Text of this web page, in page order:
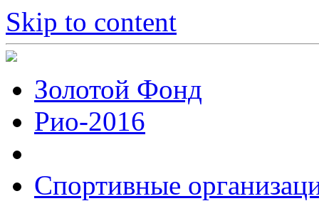
Skip to content
Золотой Фонд
Рио-2016
Спортивные